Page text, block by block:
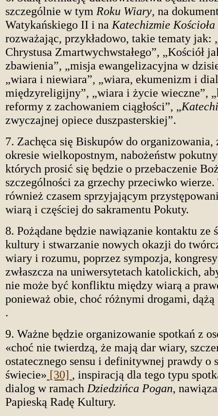
szczególnie w tym Roku Wiary, na
Watykańskiego II i na Katechizmie
rozważając, przykładowo, takie tematy jak:
Chrystusa Zmartwychwstałego”, „Kościół
zbawienia”, „misja ewangelizacyjna w
„wiara i niewiara”, „wiara, ekumenizm i
międzyreligijny”, „wiara i życie wieczne”,
reformy z zachowaniem ciągłości”, „
zwyczajnej opiece duszpasterskiej”.
7. Zachęca się Biskupów do organizowania,
okresie wielkopostnym, nabożeństw
których prosić się będzie o przebaczenie
szczególności za grzechy przeciwko
również czasem sprzyjającym
wiarą i częściej do sakramentu Pokuty.
8. Pożądane będzie nawiązanie kontaktu ze
kultury i stwarzanie nowych okazji do
wiary i rozumu, poprzez sympozja,
zwłaszcza na uniwersytetach katolickich,
nie może być konfliktu między wiarą a
ponieważ obie, choć różnymi drogami,
.
9. Ważne będzie organizowanie spotkań z
«choć nie twierdzą, że mają dar wiary,
ostatecznego sensu i definitywnej prawdy o
świecie» [30] , inspiracją dla tego typu
dialog w ramach Dziedzińca Pogan,
Papieską Radę Kultury.